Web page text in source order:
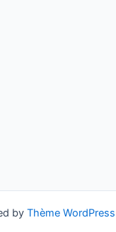
by Thème WordPress